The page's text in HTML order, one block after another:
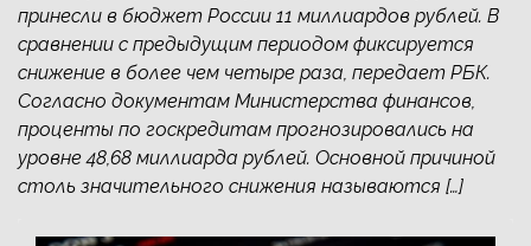
принесли в бюджет России 11 миллиардов рублей. В
сравнении с предыдущим периодом фиксируется
снижение в более чем четыре раза, передает РБК.
Согласно документам Министерства финансов,
проценты по госкредитам прогнозировались на
уровне 48,68 миллиарда рублей. Основной причиной
столь значительного снижения называются […]